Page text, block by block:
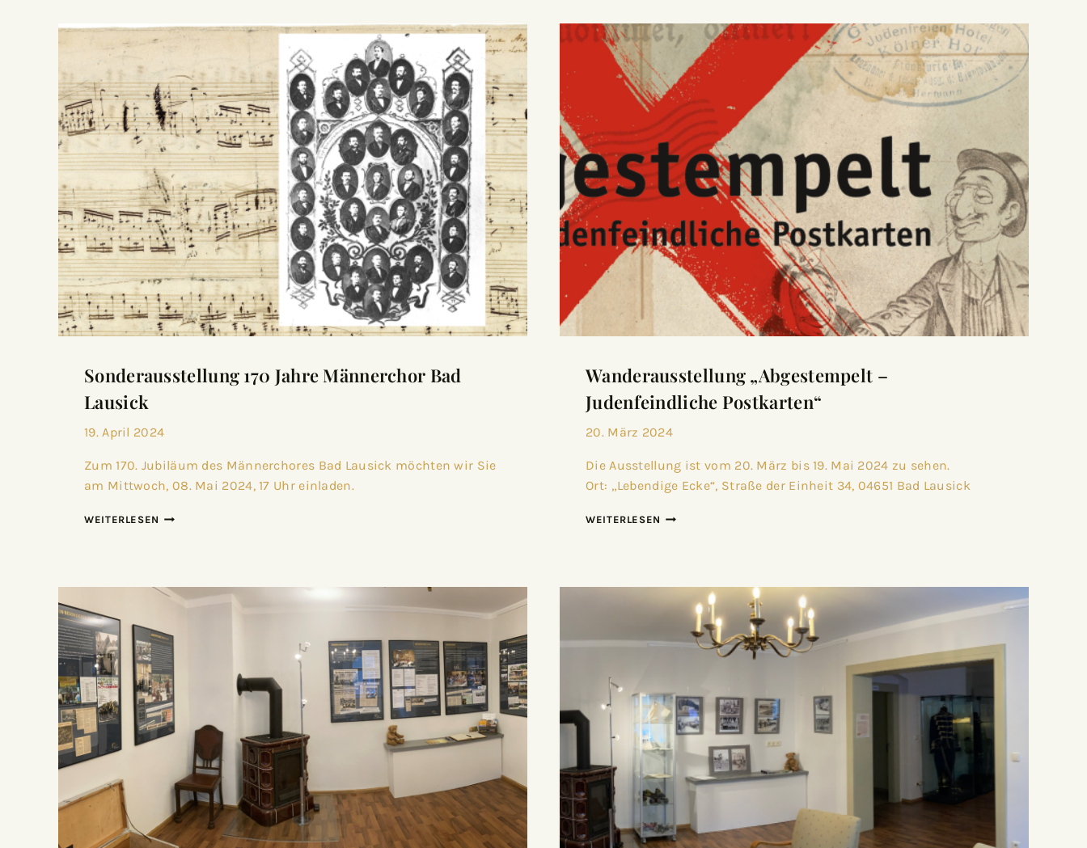
Sonderausstellung 170 Jahre Männerchor Bad
Lausick
19. April 2024
Zum 170. Jubiläum des Männerchores Bad Lausick möchten wir Sie
am Mittwoch, 08. Mai 2024, 17 Uhr einladen.
WEITERLESEN
Wanderausstellung „Abgestempelt –
Judenfeindliche Postkarten“
20. März 2024
Die Ausstellung ist vom 20. März bis 19. Mai 2024 zu sehen.
Ort: „Lebendige Ecke“, Straße der Einheit 34, 04651 Bad Lausick
WEITERLESEN